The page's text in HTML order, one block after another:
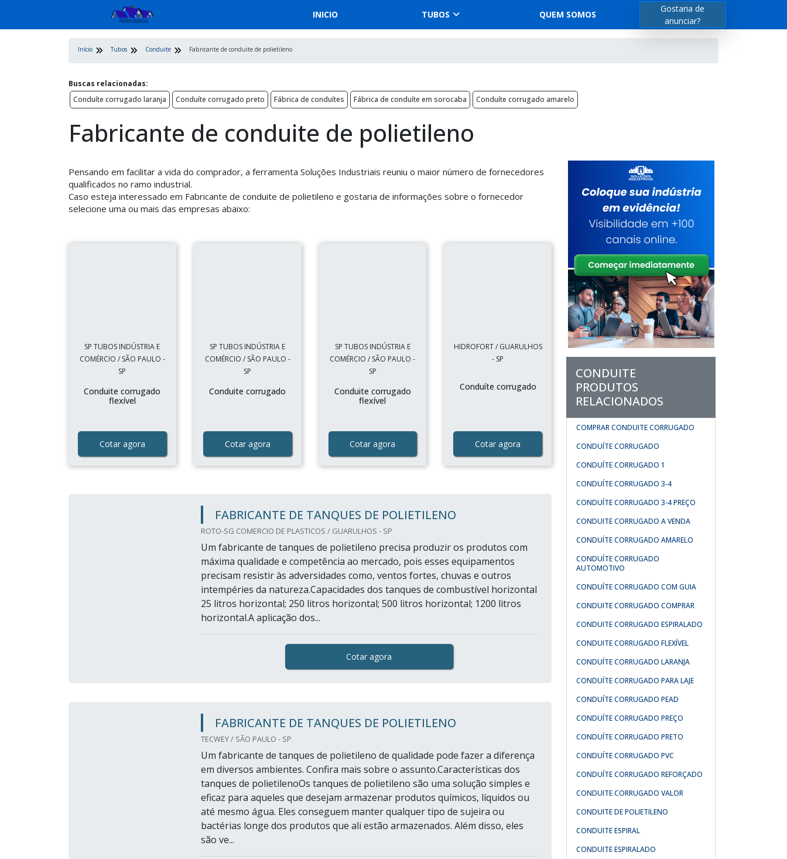
INICIO TUBOS QUEM SOMOS
Gostaria de
anunciar?
Início Tubos Conduite Fabricante de conduite de polietileno
Buscas relacionadas:
Conduíte corrugado laranja
Conduíte corrugado preto Fábrica de conduítes Fábrica de conduíte em sorocaba Conduíte corrugado amarelo
Fabricante de conduite de polietileno
Pensando em facilitar a vida do comprador, a ferramenta Soluções Industriais reuniu o maior número de fornecedores
qualificados no ramo industrial.
Caso esteja interessado em Fabricante de conduite de polietileno e gostaria de informações sobre o fornecedor
selecione uma ou mais das empresas abaixo:
SP TUBOS INDÚSTRIA E
COMÉRCIO / SÃO PAULO -
SP
Conduite corrugado
flexível
Cotar agora
SP TUBOS INDÚSTRIA E
COMÉRCIO / SÃO PAULO -
SP
Conduite corrugado
Cotar agora
SP TUBOS INDÚSTRIA E
COMÉRCIO / SÃO PAULO -
SP
Conduite corrugado
flexível
Cotar agora
HIDROFORT / GUARULHOS
- SP
Conduíte corrugado
Cotar agora
FABRICANTE DE TANQUES DE POLIETILENO
ROTO-SG COMERCIO DE PLASTICOS / GUARULHOS - SP
Um fabricante de tanques de polietileno precisa produzir os produtos com
máxima qualidade e competência ao mercado, pois esses equipamentos
precisam resistir às adversidades como, ventos fortes, chuvas e outros
intempéries da natureza.Capacidades dos tanques de combustível horizontal
25 litros horizontal; 250 litros horizontal; 500 litros horizontal; 1200 litros
horizontal.A aplicação dos...
Cotar agora
FABRICANTE DE TANQUES DE POLIETILENO
TECWEY / SÃO PAULO - SP
Um fabricante de tanques de polietileno de qualidade pode fazer a diferença
em diversos ambientes. Confira mais sobre o assunto.Características dos
tanques de polietilenoOs tanques de polietileno são uma solução simples e
eficaz para aqueles que desejam armazenar produtos químicos, líquidos ou
até mesmo água. Eles conseguem manter qualquer tipo de sujeira ou
bactérias longe dos produtos que ali estão armazenados. Além disso, eles
são ve...
CONDUITE
PRODUTOS
RELACIONADOS
COMPRAR CONDUITE CORRUGADO
CONDUÍTE CORRUGADO
CONDUÍTE CORRUGADO 1
CONDUÍTE CORRUGADO 3-4
CONDUÍTE CORRUGADO 3-4 PREÇO
CONDUITE CORRUGADO A VENDA
CONDUÍTE CORRUGADO AMARELO
CONDUÍTE CORRUGADO
AUTOMOTIVO
CONDUÍTE CORRUGADO COM GUIA
CONDUITE CORRUGADO COMPRAR
CONDUITE CORRUGADO ESPIRALADO
CONDUITE CORRUGADO FLEXÍVEL
CONDUÍTE CORRUGADO LARANJA
CONDUÍTE CORRUGADO PARA LAJE
CONDUÍTE CORRUGADO PEAD
CONDUÍTE CORRUGADO PREÇO
CONDUÍTE CORRUGADO PRETO
CONDUÍTE CORRUGADO PVC
CONDUÍTE CORRUGADO REFORÇADO
CONDUITE CORRUGADO VALOR
CONDUITE DE POLIETILENO
CONDUITE ESPIRAL
CONDUITE ESPIRALADO